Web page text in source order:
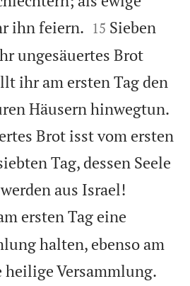
ihn feiern. 

15 Sieben
ungesäuertes Brot
ihr am ersten Tag den
Häusern hinwegtun.
Brot isst vom ersten
Tag, dessen Seele
aus Israel!
ersten Tag eine
halten, ebenso am
heilige Versammlung.